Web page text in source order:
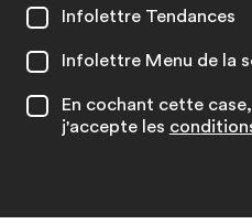
Infolettre Tendances
Infolettre Menu de la
En cochant cette
j'accepte les